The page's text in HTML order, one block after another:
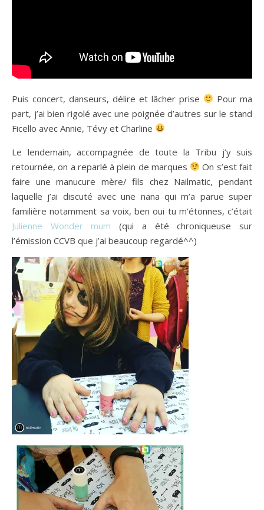
Puis concert, danseurs, délire et lâcher prise
Pour ma
part, j’ai bien rigolé avec une poignée d’autres sur le stand
Ficello avec Annie, Tévy et Charline
Le lendemain, accompagnée de toute la Tribu j’y suis
retournée, on a reparlé à plein de marques
On s’est fait
faire une manucure mère/ fils chez Nailmatic, pendant
laquelle j’ai discuté avec une nana qui m’a parue super
familière notamment sa voix, ben oui tu m’étonnes, c’était
Julienne Wonder mum (qui a été chroniqueuse sur
l’émission CCVB que j’ai beaucoup regardé^^)